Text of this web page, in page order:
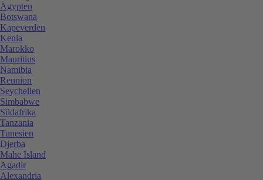
Ägypten
Botswana
Kapeverden
Kenia
Marokko
Mauritius
Namibia
Reunion
Seychellen
Simbabwe
Südafrika
Tanzania
Tunesien
Djerba
Mahe Island
Agadir
Alexandria